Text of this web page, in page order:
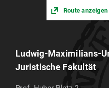
Route anzeigen
Ludwig-Maximilians-
Juristische Fakultät